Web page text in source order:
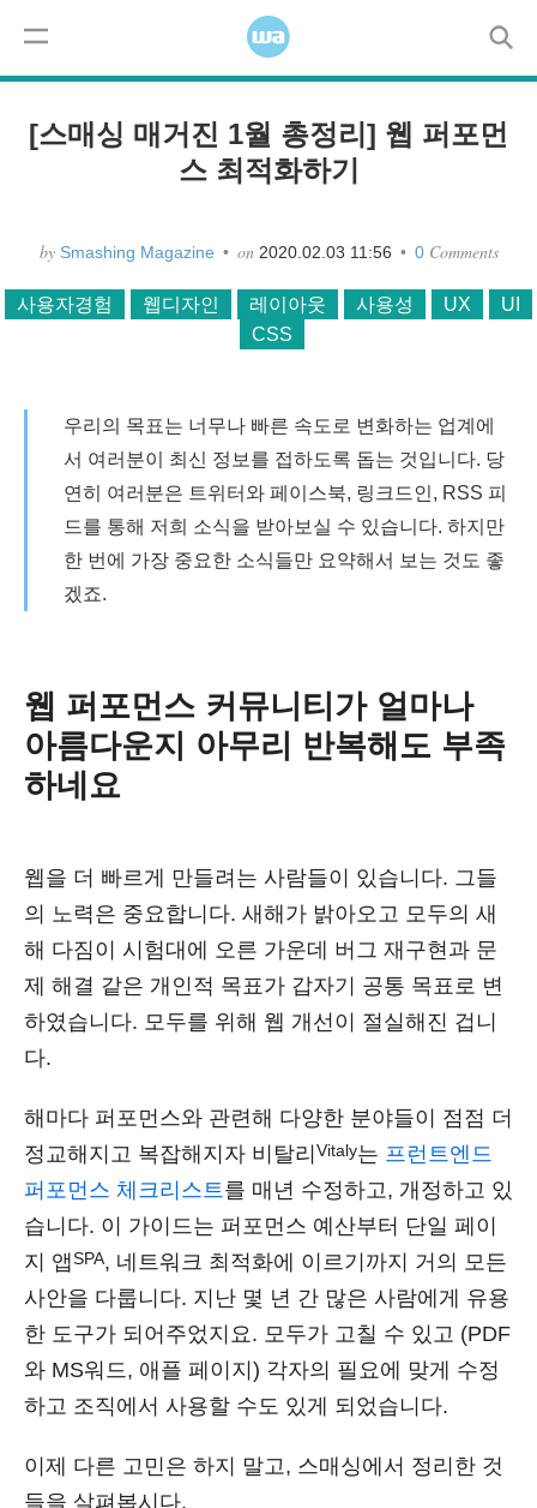
Menu
코드 디자인 워드프레스
[스매싱 매거진 1월 총정리] 웹 퍼포먼
스 최적화하기
by Smashing Magazine • on 2020.02.03 11:56 • 0 Comments
사용자경험 웹디자인 레이아웃 사용성 UX
UI
CSS
우리의 목표는 너무나 빠른 속도로 변화하는 업계에
서 여러분이 최신 정보를 접하도록 돕는 것입니다. 당
연히 여러분은 트위터와 페이스북, 링크드인, RSS 피
드를 통해 저희 소식을 받아보실 수 있습니다. 하지만
한 번에 가장 중요한 소식들만 요약해서 보는 것도 좋
겠죠.
웹 퍼포먼스 커뮤니티가 얼마나
아름다운지 아무리 반복해도 부족
하네요
웹을 더 빠르게 만들려는 사람들이 있습니다. 그들
의 노력은 중요합니다. 새해가 밝아오고 모두의 새
해 다짐이 시험대에 오른 가운데 버그 재구현과 문
제 해결 같은 개인적 목표가 갑자기 공통 목표로 변
하였습니다. 모두를 위해 웹 개선이 절실해진 겁니
다.
해마다 퍼포먼스와 관련해 다양한 분야들이 점점 더
정교해지고 복잡해지자 비탈리 Vitaly는 프런트엔드
퍼포먼스 체크리스트를 매년 수정하고, 개정하고 있
습니다. 이 가이드는 퍼포먼스 예산부터 단일 페이
지 앱 SPA, 네트워크 최적화에 이르기까지 거의 모든
사안을 다룹니다. 지난 몇 년 간 많은 사람에게 유용
한 도구가 되어주었지요. 모두가 고칠 수 있고 (PDF
와 MS워드, 애플 페이지) 각자의 필요에 맞게 수정
하고 조직에서 사용할 수도 있게 되었습니다.
이제 다른 고민은 하지 말고, 스매싱에서 정리한 것
들을 살펴봅시다.